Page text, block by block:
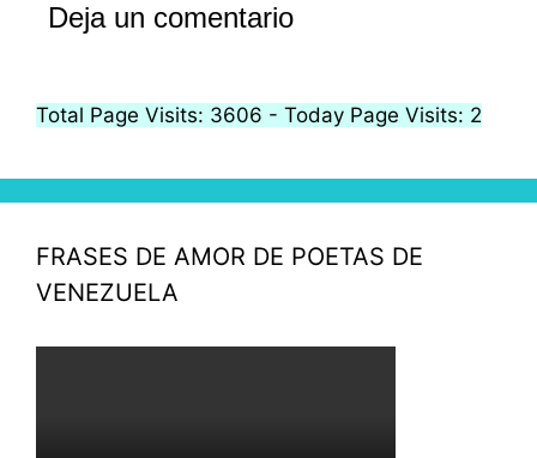
Deja un comentario
Total Page Visits: 3606 - Today Page Visits: 2
FRASES DE AMOR DE POETAS DE
VENEZUELA